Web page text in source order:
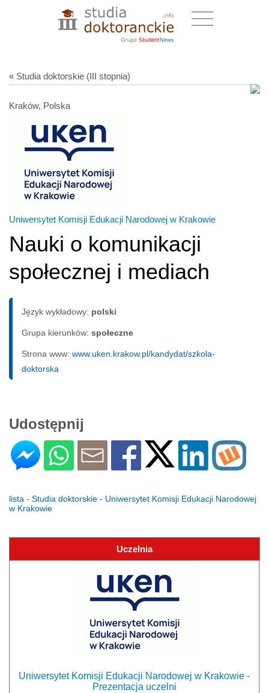
« Studia doktorskie (III stopnia)
Kraków, Polska
Uniwersytet Komisji Edukacji Narodowej w Krakowie
Nauki o komunikacji
społecznej i mediach
Język wykładowy: polski
Grupa kierunków: społeczne
Strona www: www.uken.krakow.pl/kandydat/szkola-
doktorska
Udostępnij
lista - Studia doktorskie - Uniwersytet Komisji Edukacji Narodowej
w Krakowie
Uczelnia
Uniwersytet Komisji Edukacji Narodowej w Krakowie -
Prezentacja uczelni